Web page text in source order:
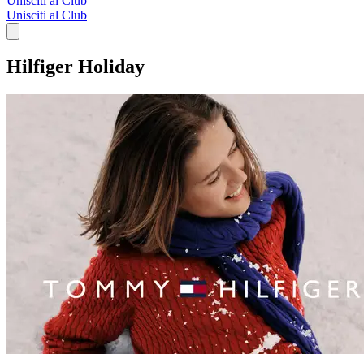
Unisciti al Club
Hilfiger Holiday